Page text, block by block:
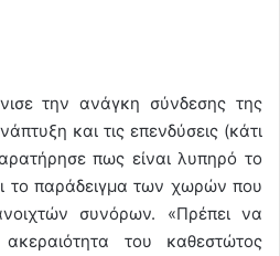
την ανάγκη σύνδεσης της
και τις επενδύσεις (κάτι
πως είναι λυπηρό το
το παράδειγμα των χωρών που
συνόρων. «Πρέπει να
του καθεστώτος